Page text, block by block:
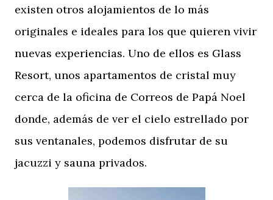
existen otros alojamientos de lo más
originales e ideales para los que quieren vivir
nuevas experiencias. Uno de ellos es Glass
Resort, unos apartamentos de cristal muy
cerca de la oficina de Correos de Papá Noel
donde, además de ver el cielo estrellado por
sus ventanales, podemos disfrutar de su
jacuzzi y sauna privados.